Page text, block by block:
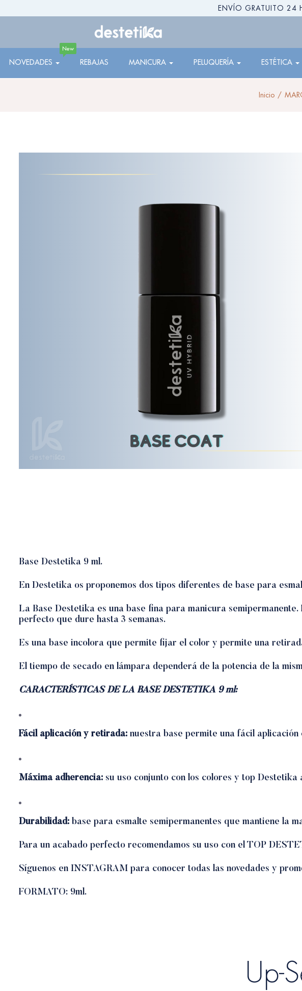
ENVÍO GRATUITO 24
NOVEDADES
New
REBAJAS MANICURA PELUQUERÍA ESTÉTICA
Inicio
Base Destetika 9 ml.
En Destetika os proponemos dos tipos diferentes de base para
La Base Destetika es una base fina para manicura
perfecto que dure hasta 3 semanas.
Es una base incolora que permite fijar el color y permite una
El tiempo de secado en lámpara dependerá de la potencia de la
CARACTERÍSTICAS DE LA BASE DESTETIKA 9 ml:
Fácil aplicación y retirada: nuestra base permite una fácil
Máxima adherencia: su uso conjunto con los colores y top
Durabilidad: base para esmalte semipermanentes que mantiene la
Para un acabado perfecto recomendamos su uso con el TOP
Síguenos en INSTAGRAM para conocer todas las novedades y
FORMATO: 9ml.
Up-